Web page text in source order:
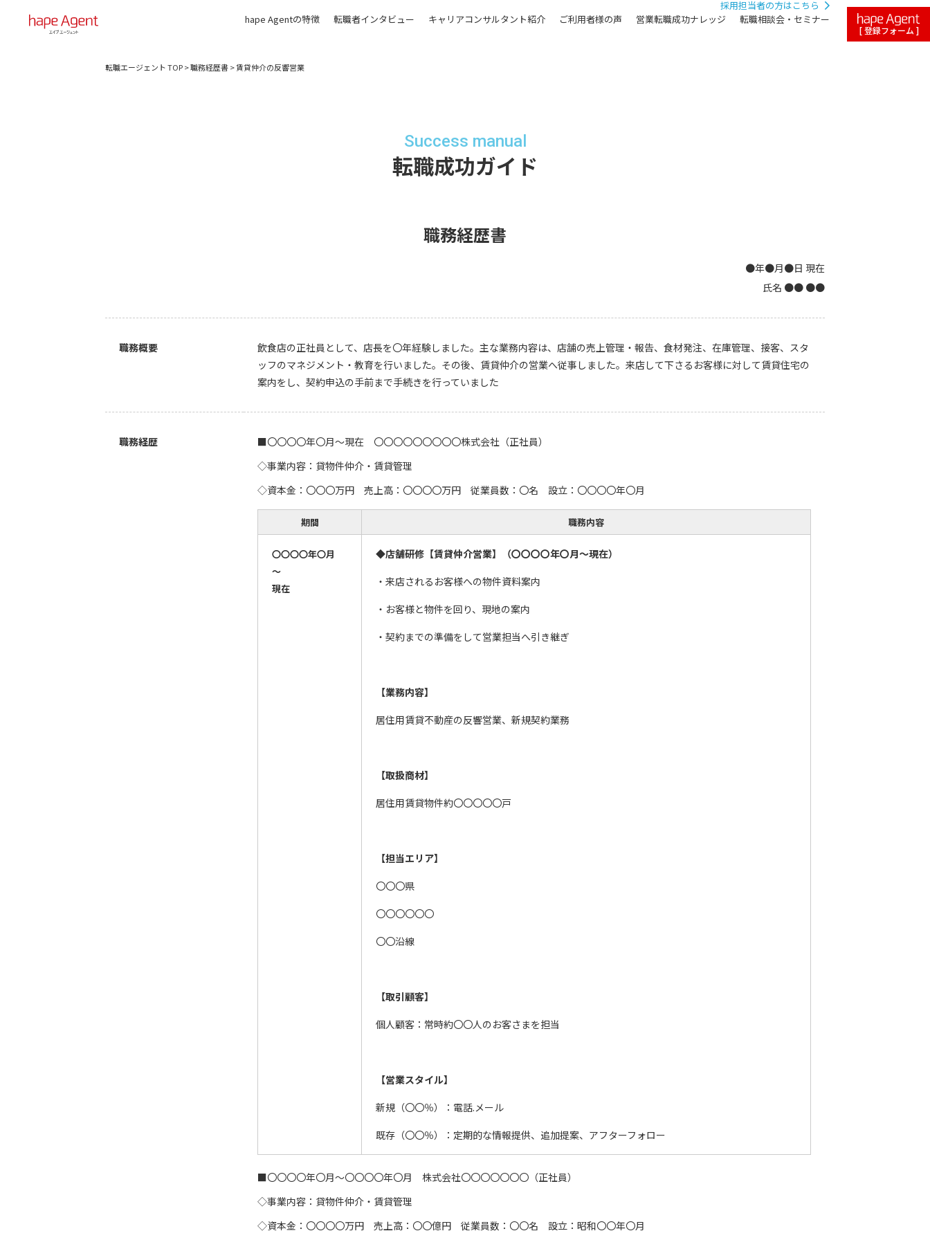
採用担当者の方はこちら
hape Agentの特徴
転職者インタビュー キャリアコンサルタント紹介 ご利用者様の声 営業転職成功ナレッジ 転職相談会・セミナー
[ 登録フォーム ]
転職エージェント TOP>職務経歴書>賃貸仲介の反響営業
Success manual
転職成功ガイド
職務経歴書
●年●月●日 現在
氏名 ●● ●●
職務概要
飲食店の正社員として、店長を〇年経験しました。主な業務内容は、店舗の売上管理・報告、食材発注、在庫管理、接客、スタ
ッフのマネジメント・教育を行いました。その後、賃貸仲介の営業へ従事しました。来店して下さるお客様に対して賃貸住宅の
案内をし、契約申込の手前まで手続きを行っていました
職務経歴
■〇〇〇〇年〇月～現在 〇〇〇〇〇〇〇〇〇株式会社（正社員）
◇事業内容：貸物件仲介・賃貸管理
◇資本金：〇〇〇万円 売上高：〇〇〇〇万円 従業員数：〇名 設立：〇〇〇〇年〇月
期間 職務内容
〇〇〇〇年〇月
～
現在
◆店舗研修【賃貸仲介営業】（〇〇〇〇年〇月～現在）
・来店されるお客様への物件資料案内
・お客様と物件を回り、現地の案内
・契約までの準備をして営業担当へ引き継ぎ
【業務内容】
居住用賃貸不動産の反響営業、新規契約業務
【取扱商材】
居住用賃貸物件約〇〇〇〇〇戸
【担当エリア】
〇〇〇県
〇〇〇〇〇〇
〇〇沿線
【取引顧客】
個人顧客：常時約〇〇人のお客さまを担当
【営業スタイル】
新規（〇〇％）：電話.メール
既存（〇〇％）：定期的な情報提供、追加提案、アフターフォロー
■〇〇〇〇年〇月～〇〇〇〇年〇月 株式会社〇〇〇〇〇〇〇（正社員）
◇事業内容：貸物件仲介・賃貸管理
◇資本金：〇〇〇〇万円 売上高：〇〇億円 従業員数：〇〇名 設立：昭和〇〇年〇月